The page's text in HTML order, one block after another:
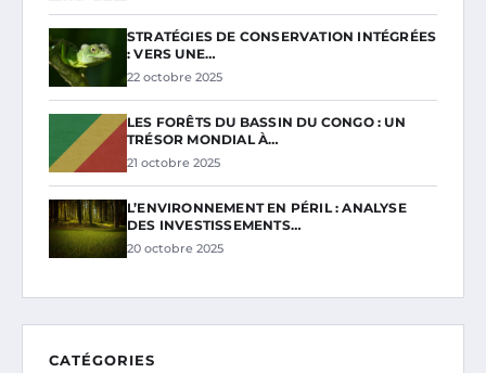
STRATÉGIES DE CONSERVATION INTÉGRÉES
: VERS UNE…
22 octobre 2025
LES FORÊTS DU BASSIN DU CONGO : UN
TRÉSOR MONDIAL À…
21 octobre 2025
L’ENVIRONNEMENT EN PÉRIL : ANALYSE
DES INVESTISSEMENTS…
20 octobre 2025
CATÉGORIES